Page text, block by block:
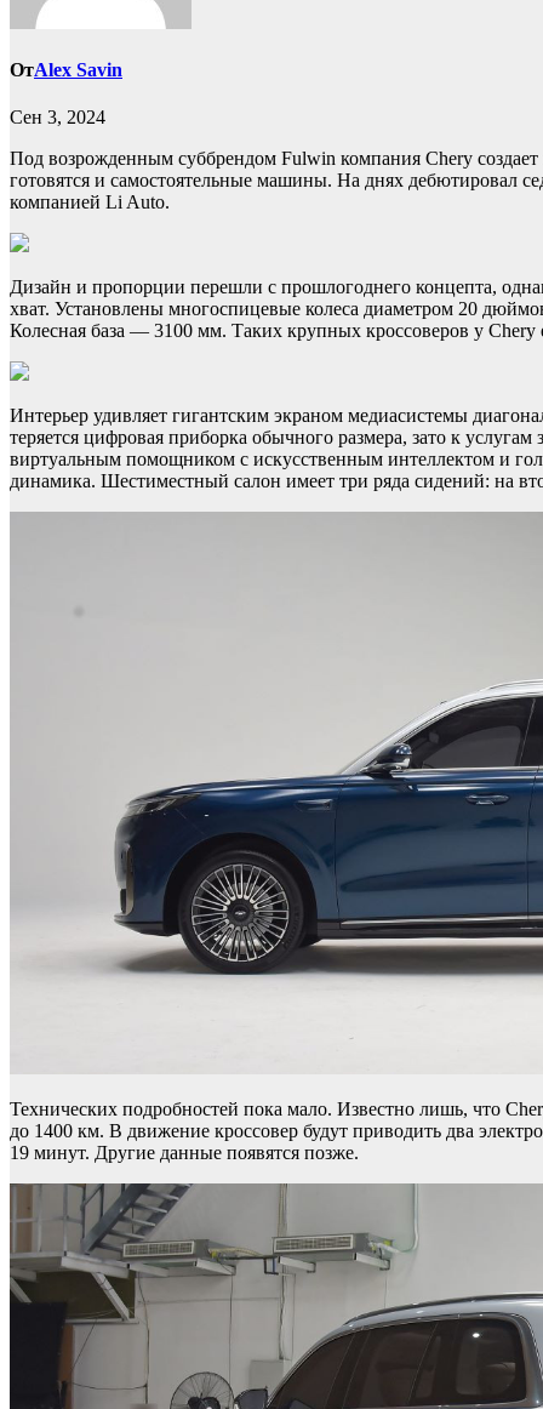
ОтAlex Savin
Сен 3, 2024
Под возрожденным суббрендом Fulwin компания Chery
готовятся и самостоятельные машины. На днях дебютировал
компанией Li Auto.
Дизайн и пропорции перешли с прошлогоднего концепта,
хват. Установлены многоспицевые колеса диаметром 20
Колесная база — 3100 мм. Таких крупных кроссоверов у Chery
Интерьер удивляет гигантским экраном медиасистемы
теряется цифровая приборка обычного размера, зато к
виртуальным помощником с искусственным интеллектом и
динамика. Шестиместный салон имеет три ряда сидений: на
Технических подробностей пока мало. Известно лишь, что
до 1400 км. В движение кроссовер будут приводить два
19 минут. Другие данные появятся позже.